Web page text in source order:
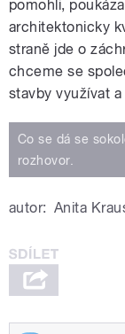
pomohli,
architektonicky
straně jde o
chceme se
stavby využívat
Co se dá se
rozhovor.
autor: Anita